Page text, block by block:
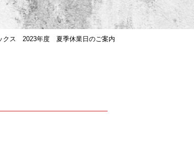
クス 2023年度 夏季休業日のご案内